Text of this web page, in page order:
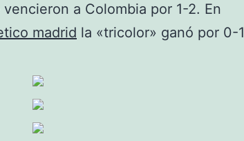
a Colombia por 1-2. En
madrid la «tricolor» ganó por 0-1